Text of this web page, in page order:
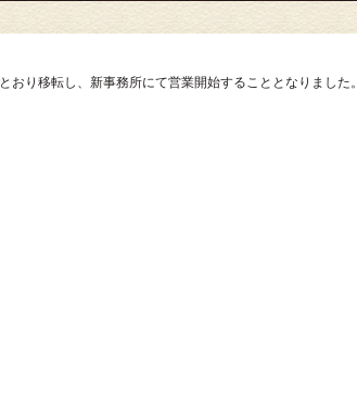
り移転し、新事務所にて営業開始することとなりました。